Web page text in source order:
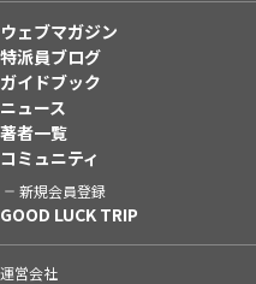
ウェブマガジン
特派員ブログ
ガイドブック
ニュース
著者一覧
コミュニティ
新規会員登録
GOOD LUCK TRIP
運営会社